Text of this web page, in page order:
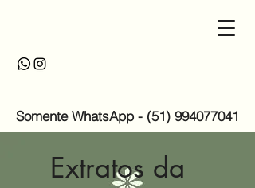
Extratos da
Somente WhatsApp - (51) 994077041